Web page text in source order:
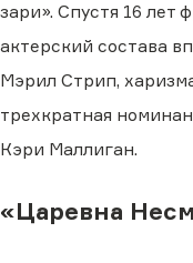
зари». Спустя 16 лет
актерский состава
Мэрил Стрип,
трехкратная
Кэри Маллиган.
«Царевна